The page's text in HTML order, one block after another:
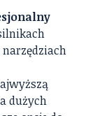
narzędziach
dużych